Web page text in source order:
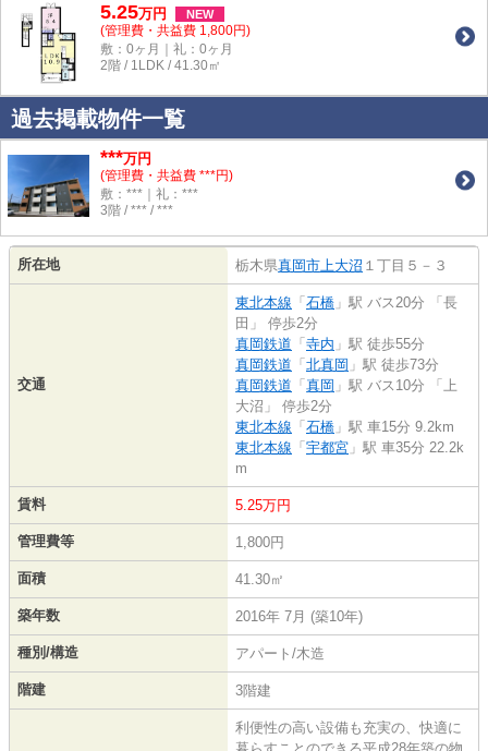
5.25万円 NEW
(管理費・共益費 1,800円)
敷：0ヶ月｜礼：0ヶ月
2階 / 1LDK / 41.30㎡
過去掲載物件一覧
***万円
(管理費・共益費 ***円)
敷：***｜礼：***
3階 / *** / ***
所在地 栃木県真岡市上大沼 １丁目５－３
交通
東北本線 「 石橋 」駅 バス20分 「長
田」 停歩2分
真岡鉄道 「 寺内 」駅 徒歩55分
真岡鉄道 「 北真岡 」駅 徒歩73分
真岡鉄道 「 真岡 」駅 バス10分 「上
大沼」 停歩2分
東北本線 「 石橋 」駅 車15分 9.2km
東北本線 「 宇都宮 」駅 車35分 22.2k
m
賃料 5.25万円
管理費等 1,800円
面積 41.30㎡
築年数 2016年 7月 (築10年)
種別/構造 アパート/木造
階建 3階建
利便性の高い設備も充実の、快適に